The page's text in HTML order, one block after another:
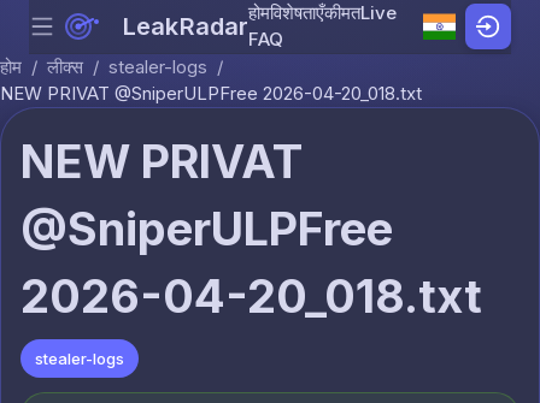
Skip to content
Menu LeakRadarहोमविशेषताएँकीमतLive
FAQ
होम / लीक्स / stealer-logs /
NEW PRIVAT @SniperULPFree 2026-04-20_018.txt
NEW PRIVAT
@SniperULPFree
2026-04-20_018.txt
stealer-logs